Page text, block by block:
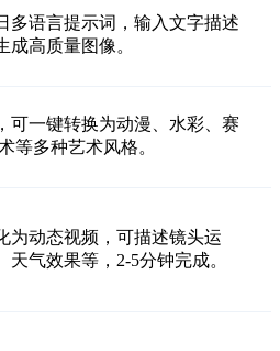
多语言提示词，输入文字描述
成高质量图像。
可一键转换为动漫、水彩、赛
等多种艺术风格。
为动态视频，可描述镜头运
天气效果等，2-5分钟完成。